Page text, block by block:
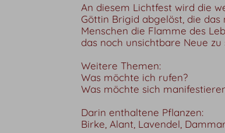
An diesem Lichtfest wird die
Göttin Brigid abgelöst, die
Menschen die Flamme des
das noch unsichtbare Neue
Weitere Themen:
Was möchte ich rufen?
Was möchte sich
Darin enthaltene Pflanzen:
Birke, Alant, Lavendel,